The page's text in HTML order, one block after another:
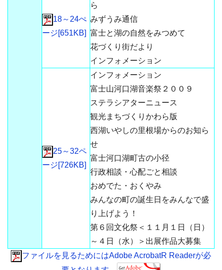
18～24ぺ
ージ[651KB]
ら
みずうみ通信
富士と湖の自然をみつめて
花づくり街だより
インフォメーション
25～32ペ
ージ[726KB]
インフォメーション
富士山河口湖音楽祭２００９
ステラシアターニュース
観光まちづくりかわら版
西湖いやしの里根場からのお知ら
せ
富士河口湖町古の小径
行政相談・心配ごと相談
おめでた・おくやみ
みんなの町の誕生日をみんなで盛
り上げよう！
第６回文化祭＜１１月１日（日）
～４日（水）＞出展作品大募集
ファイルを見るためにはAdobe AcrobatR Readerが必